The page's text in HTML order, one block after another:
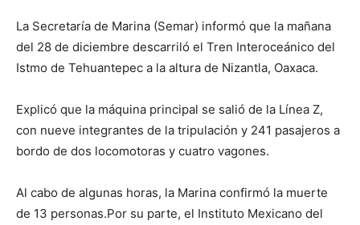
La Secretaría de Marina (Semar) informó que la mañana
del 28 de diciembre descarriló el Tren Interoceánico del
Istmo de Tehuantepec a la altura de Nizantla, Oaxaca.
Explicó que la máquina principal se salió de la Línea Z,
con nueve integrantes de la tripulación y 241 pasajeros a
bordo de dos locomotoras y cuatro vagones.
Al cabo de algunas horas, la Marina confirmó la muerte
de 13 personas.Por su parte, el Instituto Mexicano del